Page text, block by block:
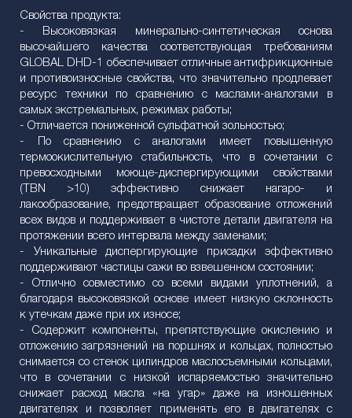
Свойства продукта:
- Высоковязкая минерально-синтетическая основа
высочайшего качества соответствующая требованиям
GLOBAL DHD-1 обеспечивает отличные антифрикционные
и противоизносные свойства, что значительно продлевает
ресурс техники по сравнению с маслами-аналогами в
самых экстремальных, режимах работы;
- Отличается пониженной сульфатной зольностью;
- По сравнению с аналогами имеет повышенную
термоокислительную стабильность, что в сочетании с
превосходными моюще-диспергирующими свойствами
(TBN >10) эффективно снижает нагаро- и
лакообразование, предотвращает образование отложений
всех видов и поддерживает в чистоте детали двигателя на
протяжении всего интервала между заменами;
- Уникальные диспергирующие присадки эффективно
поддерживают частицы сажи во взвешенном состоянии;
- Отлично совместимо со всеми видами уплотнений, а
благодаря высоковязкой основе имеет низкую склонность
к утечкам даже при их износе;
- Содержит компоненты, препятствующие окислению и
отложению загрязнений на поршнях и кольцах, полностью
снимается со стенок цилиндров маслосъемными кольцами,
что в сочетании с низкой испаряемостью значительно
снижает расход масла «на угар» даже на изношенных
двигателях и позволяет применять его в двигателях с